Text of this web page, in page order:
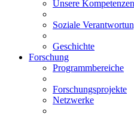
Unsere Kompetenzen
Soziale
Geschichte
Forschung
Programmbereiche
Forschungsprojekte
Netzwerke